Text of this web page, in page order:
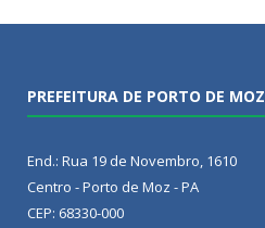
PREFEITURA DE PORTO DE MOZ
End.: Rua 19 de Novembro, 1610
Centro - Porto de Moz - PA
CEP: 68330-000